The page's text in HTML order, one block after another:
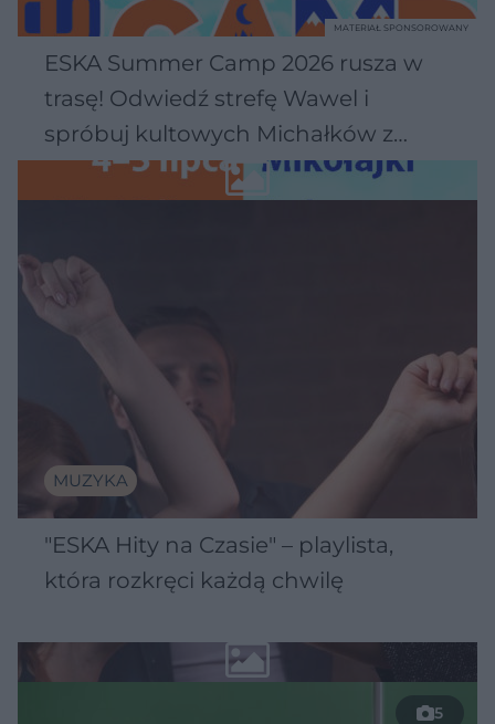
ESKA Summer Camp 2026 rusza w
trasę! Odwiedź strefę Wawel i
spróbuj kultowych Michałków z
Wawelu
MATERIAŁ SPONSOROWANY
MUZYKA
"ESKA Hity na Czasie" – playlista,
która rozkręci każdą chwilę
5